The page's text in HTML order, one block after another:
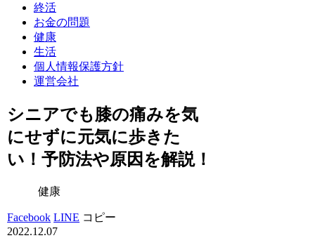
終活
お金の問題
健康
生活
個人情報保護方針
運営会社
シニアでも膝の痛みを気
にせずに元気に歩きた
い！予防法や原因を解説！
健康
Facebook LINE コピー
2022.12.07